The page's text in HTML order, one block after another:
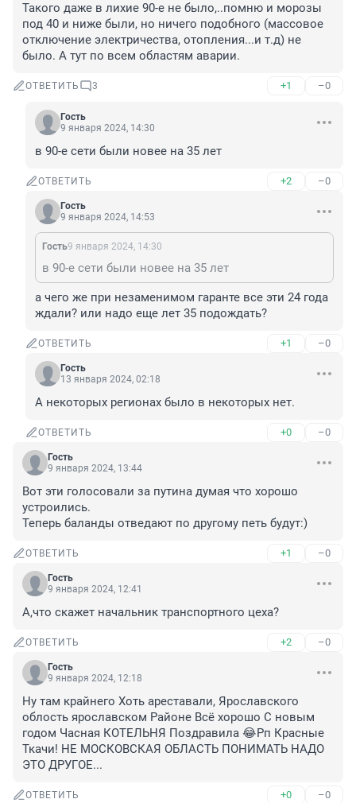
Такого даже в лихие 90-е не было,..помню и морозы
под 40 и ниже были, но ничего подобного (массовое
отключение электричества, отопления...и т.д) не
было. А тут по всем областям аварии.
ОТВЕТИТЬ 3 +1 –0
Гость
9 января 2024, 14:30
в 90-е сети были новее на 35 лет
ОТВЕТИТЬ +2 –0
Гость
9 января 2024, 14:53
Гость9 января 2024, 14:30
в 90-е сети были новее на 35 лет
а чего же при незаменимом гаранте все эти 24 года
ждали? или надо еще лет 35 подождать?
ОТВЕТИТЬ +1 –0
Гость
13 января 2024, 02:18
А некоторых регионах было в некоторых нет.
ОТВЕТИТЬ +0 –0
Гость
9 января 2024, 13:44
Вот эти голосовали за путина думая что хорошо
устроились.
Теперь баланды отведают по другому петь будут:)
ОТВЕТИТЬ +1 –0
Гость
9 января 2024, 12:41
А,что скажет начальник транспортного цеха?
ОТВЕТИТЬ +2 –0
Гость
9 января 2024, 12:18
Ну там крайнего Хоть ареставали, Ярославского
облость ярославском Районе Всё хорошо С новым
годом Часная КОТЕЛЬНЯ Поздравила 😂Рп Красные
Ткачи! НЕ МОСКОВСКАЯ ОБЛАСТЬ ПОНИМАТЬ НАДО
ЭТО ДРУГОЕ...
ОТВЕТИТЬ +0 –0